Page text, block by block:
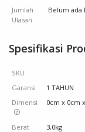
Jumlah
Ulasan
Belum ada
Spesifikasi
SKU
Garansi
1 TAHUN
Dimensi
0cm x 0cm
Berat
3,0kg